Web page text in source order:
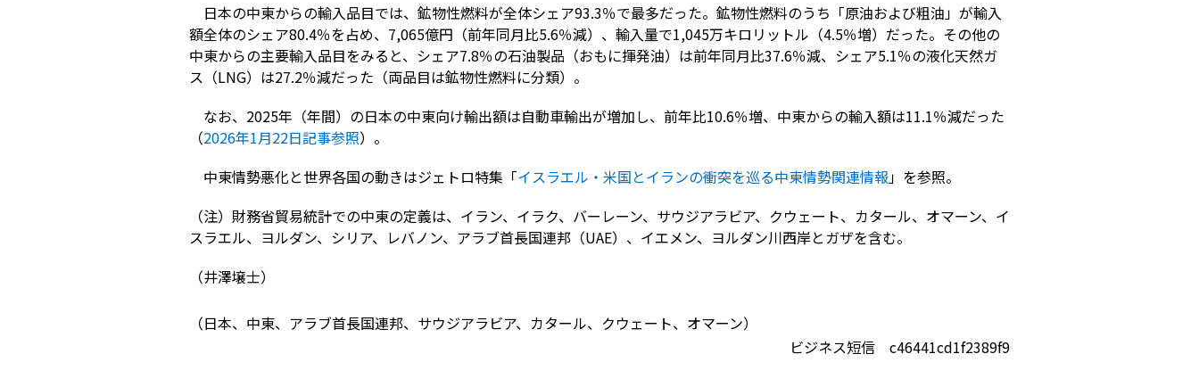
日本の中東からの輸入品目では、鉱物性燃料が全体シェア93.3％で最多だった。鉱物性燃料のうち「原油および粗油」が輸入
額全体のシェア80.4％を占め、7,065億円（前年同月比5.6％減）、輸入量で1,045万キロリットル（4.5％増）だった。その他の
中東からの主要輸入品目をみると、シェア7.8％の石油製品（おもに揮発油）は前年同月比37.6％減、シェア5.1％の液化天然ガ
ス（LNG）は27.2％減だった（両品目は鉱物性燃料に分類）。
なお、2025年（年間）の日本の中東向け輸出額は自動車輸出が増加し、前年比10.6％増、中東からの輸入額は11.1％減だった
（2026年1月22日記事参照）。
中東情勢悪化と世界各国の動きはジェトロ特集「イスラエル・米国とイランの衝突を巡る中東情勢関連情報 」を参照。
（注）財務省貿易統計での中東の定義は、イラン、イラク、バーレーン、サウジアラビア、クウェート、カタール、オマーン、イ
スラエル、ヨルダン、シリア、レバノン、アラブ首長国連邦（UAE）、イエメン、ヨルダン川西岸とガザを含む。
（井澤壌士）
（日本、中東、アラブ首長国連邦、サウジアラビア、カタール、クウェート、オマーン）
ビジネス短信 c46441cd1f2389f9